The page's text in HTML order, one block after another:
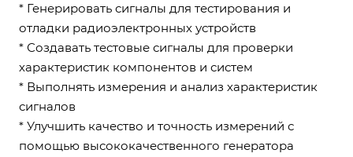
* Генерировать сигналы для тестирования и
отладки радиоэлектронных устройств
* Создавать тестовые сигналы для проверки
характеристик компонентов и систем
* Выполнять измерения и анализ характеристик
сигналов
* Улучшить качество и точность измерений с
помощью высококачественного генератора